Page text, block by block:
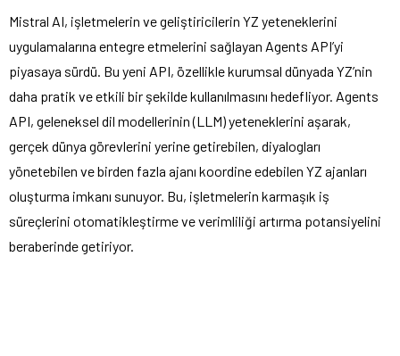
Mistral AI, işletmelerin ve geliştiricilerin YZ yeteneklerini
uygulamalarına entegre etmelerini sağlayan Agents API’yi
piyasaya sürdü. Bu yeni API, özellikle kurumsal dünyada YZ’nin
daha pratik ve etkili bir şekilde kullanılmasını hedefliyor. Agents
API, geleneksel dil modellerinin (LLM) yeteneklerini aşarak,
gerçek dünya görevlerini yerine getirebilen, diyalogları
yönetebilen ve birden fazla ajanı koordine edebilen YZ ajanları
oluşturma imkanı sunuyor. Bu, işletmelerin karmaşık iş
süreçlerini otomatikleştirme ve verimliliği artırma potansiyelini
beraberinde getiriyor.